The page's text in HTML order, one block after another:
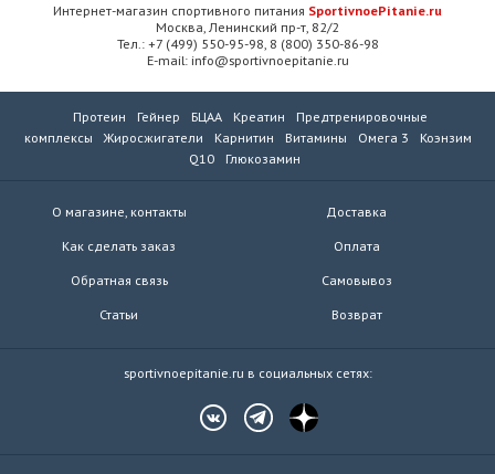
Интернет-магазин спортивного питания SportivnoePitanie.ru
Москва, Ленинский пр-т, 82/2
Тел.: +7 (499) 550-95-98, 8 (800) 350-86-98
E-mail: info@sportivnoepitanie.ru
Протеин Гейнер БЦАА Креатин
Предтренировочные
комплексы
Жиросжигатели Карнитин Витамины Омега 3
Коэнзим
Q10
Глюкозамин
О магазине, контакты
Как сделать заказ
Обратная связь
Статьи
Доставка
Оплата
Самовывоз
Возврат
sportivnoepitanie.ru в социальных сетях: